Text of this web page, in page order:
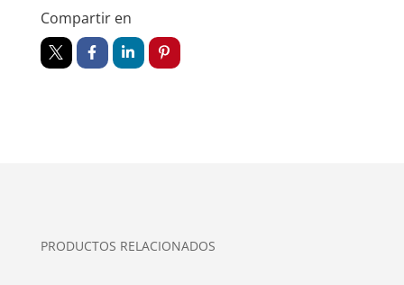
Compartir en
PRODUCTOS RELACIONADOS